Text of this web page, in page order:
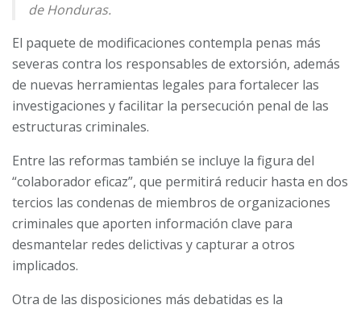
de Honduras.
El paquete de modificaciones contempla penas más
severas contra los responsables de extorsión, además
de nuevas herramientas legales para fortalecer las
investigaciones y facilitar la persecución penal de las
estructuras criminales.
Entre las reformas también se incluye la figura del
“colaborador eficaz”, que permitirá reducir hasta en dos
tercios las condenas de miembros de organizaciones
criminales que aporten información clave para
desmantelar redes delictivas y capturar a otros
implicados.
Otra de las disposiciones más debatidas es la